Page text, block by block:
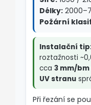
Délky:
Požární
Instalační
roztažnosti
cca 3 mm/bm
UV stranu
Při řezání se